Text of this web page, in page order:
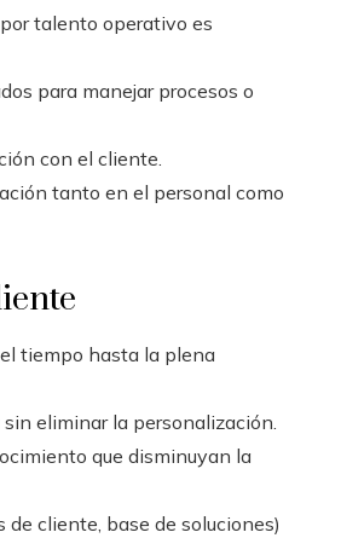
talento operativo es
para manejar procesos o
con el cliente.
tanto en el personal como
tiempo hasta la plena
eliminar la personalización.
que disminuyan la
cliente, base de soluciones)